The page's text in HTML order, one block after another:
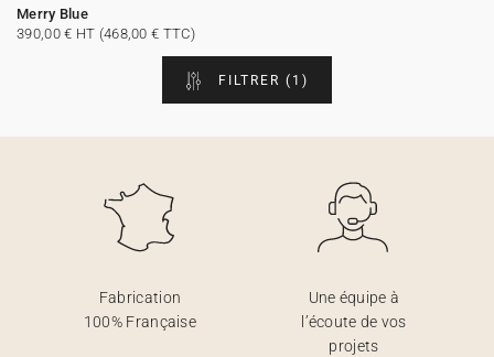
Merry Blue
390,00 € HT (468,00 € TTC)
FILTRER (1)
Fabrication
100% Française
Une équipe à
l’écoute de vos
projets